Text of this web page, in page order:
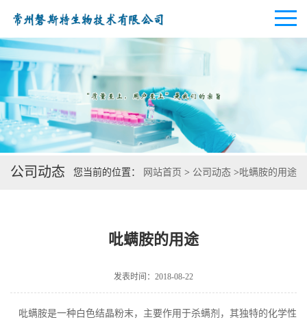
公司首页
公司介绍
公司动态
在线留言
公司动态 您当前的位置： 网站首页 > 公司动态 >吡螨胺的用途
吡螨胺的用途
发表时间：2018-08-22
吡螨胺是一种白色结晶粉末，主要作用于杀螨剂，其独特的化学性